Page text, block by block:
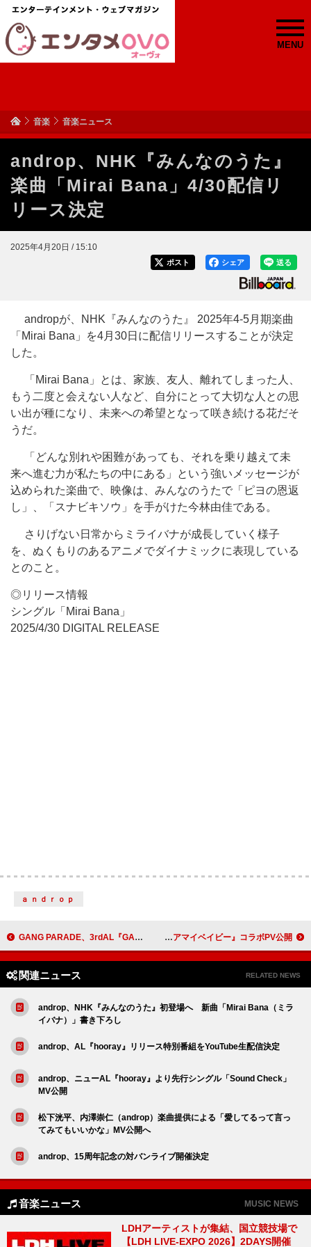
MENU
音楽 音楽ニュース
androp、NHK『みんなのうた』
楽曲「Mirai Bana」4/30配信リ
リース決定
2025年4月20日 / 15:10
送る
シェア
ポスト
andropが、NHK『みんなのうた』 2025年4-5月期楽曲
「Mirai Bana」を4月30日に配信リリースすることが決定
した。
「Mirai Bana」とは、家族、友人、離れてしまった人、
もう二度と会えない人など、自分にとって大切な人との思
い出が種になり、未来への希望となって咲き続ける花だそ
うだ。
「どんな別れや困難があっても、それを乗り越えて未
来へ進む力が私たちの中にある」という強いメッセージが
込められた楽曲で、映像は、みんなのうたで「ピヨの恩返
し」、「スナビキソウ」を手がけた今林由佳である。
さりげない日常からミライバナが成長していく様子
を、ぬくもりのあるアニメでダイナミックに表現している
とのこと。
◎リリース情報
シングル「Mirai Bana」
2025/4/30 DIGITAL RELEASE
ａｎｄｒｏｐ
GANG PARADE、3rdAL『GANG RISE』完全再現ワンマンライブ開催決定 阿部真央、新曲「マリア」×ドラマ『ディアマイベイビー』コラボPV公開
関連ニュース RELATED NEWS
androp、NHK『みんなのうた』初登場へ 新曲「Mirai Bana（ミラ
イバナ）」書き下ろし
androp、AL『hooray』リリース特別番組をYouTube生配信決定
androp、ニューAL『hooray』より先行シングル「Sound Check」
MV公開
松下洸平、内澤崇仁（androp）楽曲提供による「愛してるって言っ
てみてもいいかな」MV公開へ
androp、15周年記念の対バンライブ開催決定
音楽ニュース MUSIC NEWS
LDHアーティストが集結、国立競技場で
【LDH LIVE-EXPO 2026】2DAYS開催